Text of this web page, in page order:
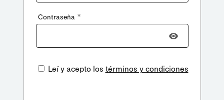
Contraseña *
Leí y acepto los términos y condiciones